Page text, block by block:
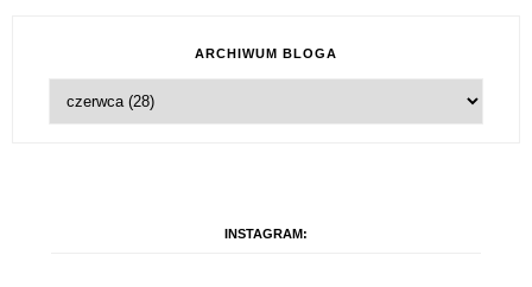
ARCHIWUM BLOGA
INSTAGRAM: